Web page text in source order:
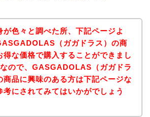
が色々と調べた所、下記ページよ
（ガガドラス）の商
得な価格で購入することができまし
ので、GASGADOLAS（ガガドラ
商品に興味のある方は下記ページな
考にされてみてはいかがでしょう